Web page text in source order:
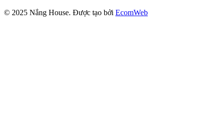
© 2025 Nắng House. Được tạo bởi EcomWeb